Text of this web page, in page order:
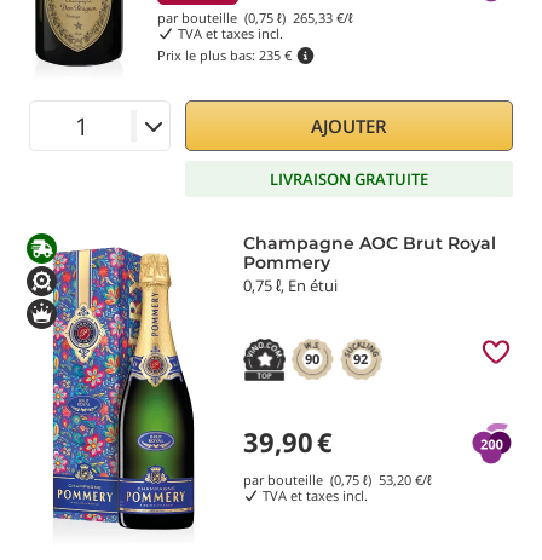
par bouteille (0,75 ℓ) 265,33 €/ℓ
TVA et taxes incl.
Prix le plus bas: 235 €
AJOUTER
LIVRAISON GRATUITE
Champagne AOC Brut Royal
Pommery
0,75 ℓ, En étui
90 92
39,90€
par bouteille (0,75 ℓ) 53,20€/ℓ
TVA et taxes incl.